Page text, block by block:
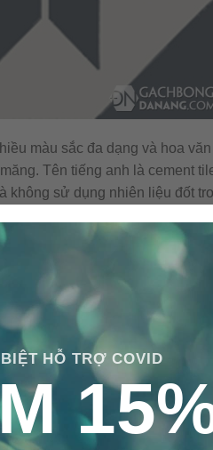
HỖ TRỢ COVID
màu sắc đa dạng và hoa văn
Tên tiếng anh là cement
sử dụng nhiên liệu đốt